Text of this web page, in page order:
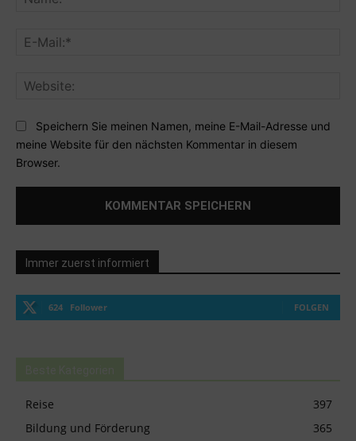
Speichern Sie meinen Namen, meine E-Mail-Adresse und
meine Website für den nächsten Kommentar in diesem
Browser.
Immer zuerst informiert
624 Follower FOLGEN
Reise
397
Bildung und Förderung
365